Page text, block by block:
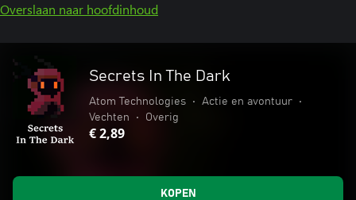
Overslaan naar hoofdinhoud
Secrets In The Dark
Atom Technologies • Actie en avontuur
•
Vechten
• Overig
€ 2,89
KOPEN